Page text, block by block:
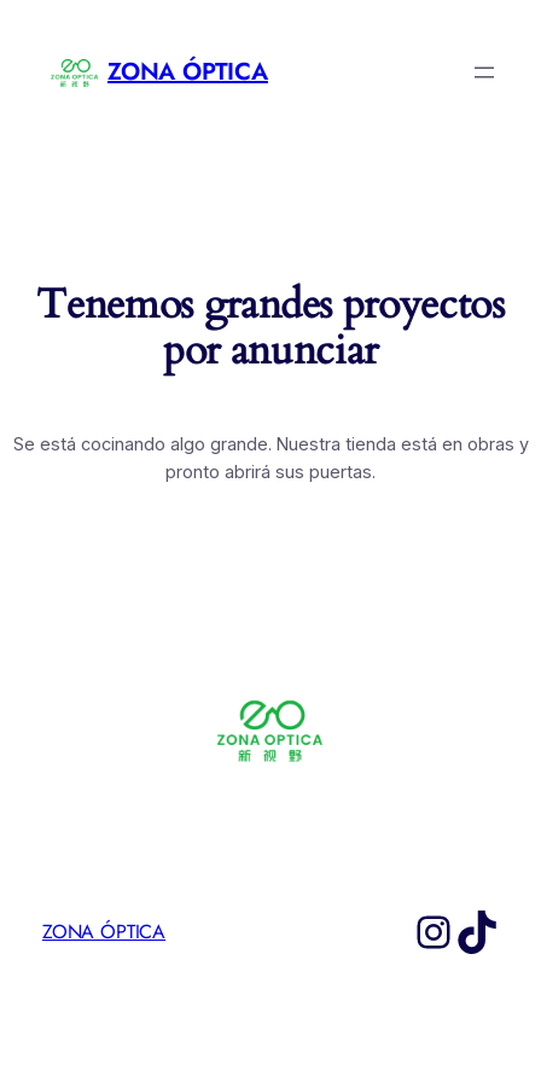
ZONA ÓPTICA
Tenemos grandes proyectos
por anunciar
Se está cocinando algo grande. Nuestra tienda está en obras y
pronto abrirá sus puertas.
ZONA ÓPTICA